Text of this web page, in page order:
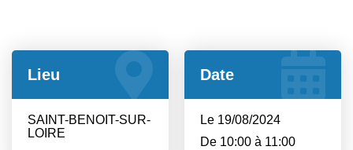
Lieu
SAINT-BENOIT-SUR-
LOIRE
Date
Le 19/08/2024
De 10:00 à 11:00